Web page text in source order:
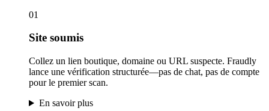
01
Site soumis
Collez un lien boutique, domaine ou URL suspecte. Fraudly
lance une vérification structurée—pas de chat, pas de compte
pour le premier scan.
En savoir plus